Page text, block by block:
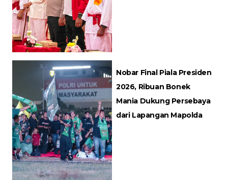
Nobar Final Piala Presiden
2026, Ribuan Bonek
Mania Dukung Persebaya
dari Lapangan Mapolda